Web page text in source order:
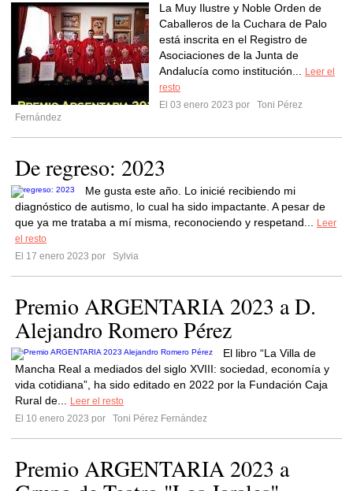
La Muy Ilustre y Noble Orden de
Caballeros de la Cuchara de Palo
está inscrita en el Registro de
Asociaciones de la Junta de
Andalucía como institución...
Leer el
resto
El 03 enero 2023 por
Toni Pérez
Fernández
De regreso: 2023
Me gusta este año. Lo inicié recibiendo mi
diagnóstico de autismo, lo cual ha sido impactante. A pesar de
que ya me trataba a mí misma, reconociendo y respetand...
Leer
el resto
El 17 enero 2023 por
Sylvia
Premio ARGENTARIA 2023 a D.
Alejandro Romero Pérez
El libro “La Villa de
Mancha Real a mediados del siglo XVIII: sociedad, economía y
vida cotidiana”, ha sido editado en 2022 por la Fundación Caja
Rural de...
Leer el resto
El 10 enero 2023 por
Toni Pérez Fernández
Premio ARGENTARIA 2023 a